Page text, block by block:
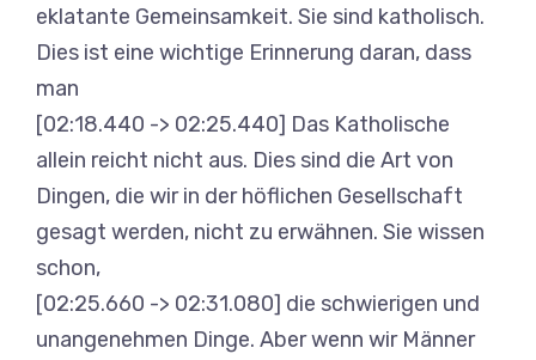
eklatante Gemeinsamkeit. Sie sind katholisch.
Dies ist eine wichtige Erinnerung daran, dass
man
[02:18.440 -> 02:25.440] Das Katholische
allein reicht nicht aus. Dies sind die Art von
Dingen, die wir in der höflichen Gesellschaft
gesagt werden, nicht zu erwähnen. Sie wissen
schon,
[02:25.660 -> 02:31.080] die schwierigen und
unangenehmen Dinge. Aber wenn wir Männer